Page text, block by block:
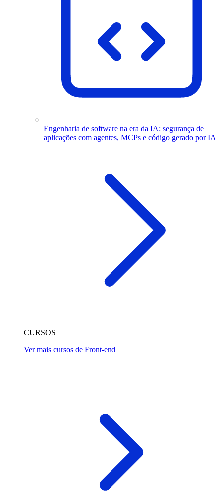
Engenharia de software na era da IA: segurança de
aplicações com agentes, MCPs e código gerado por IA
CURSOS
Ver mais cursos de Front-end